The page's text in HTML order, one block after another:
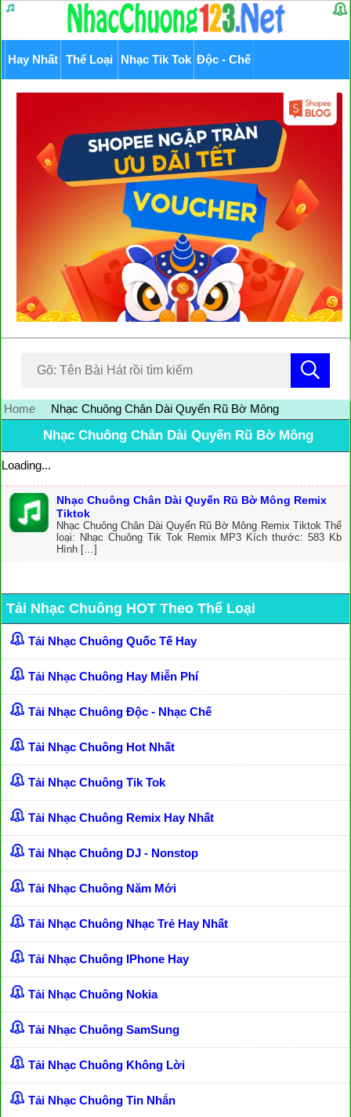
Hay Nhất Thể Loại Nhạc Tik Tok Độc - Chế
Home Nhạc Chuông Chân Dài Quyến Rũ Bờ Mông
Nhạc Chuông Chân Dài Quyến Rũ Bờ Mông
Loading...
Nhạc Chuông Chân Dài Quyến Rũ Bờ Mông Remix
Tiktok
Nhạc Chuông Chân Dài Quyến Rũ Bờ Mông Remix Tiktok Thể
loại: Nhạc Chuông Tik Tok Remix MP3 Kích thước: 583 Kb
Hình […]
Tải Nhạc Chuông HOT Theo Thể Loại
Tải Nhạc Chuông Quốc Tế Hay
Tải Nhạc Chuông Hay Miễn Phí
Tải Nhạc Chuông Độc - Nhạc Chế
Tải Nhạc Chuông Hot Nhất
Tải Nhạc Chuông Tik Tok
Tải Nhạc Chuông Remix Hay Nhất
Tải Nhạc Chuông DJ - Nonstop
Tải Nhạc Chuông Năm Mới
Tải Nhạc Chuông Nhạc Trẻ Hay Nhất
Tải Nhạc Chuông IPhone Hay
Tải Nhạc Chuông Nokia
Tải Nhạc Chuông SamSung
Tải Nhạc Chuông Không Lời
Tải Nhạc Chuông Tin Nhắn